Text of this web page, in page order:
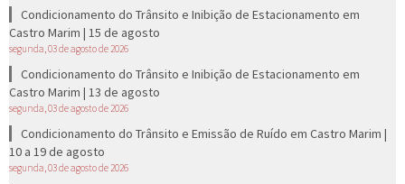
Condicionamento do Trânsito e Inibição de Estacionamento em
Castro Marim | 15 de agosto
segunda, 03 de agosto de 2026
Condicionamento do Trânsito e Inibição de Estacionamento em
Castro Marim | 13 de agosto
segunda, 03 de agosto de 2026
Condicionamento do Trânsito e Emissão de Ruído em Castro Marim |
10 a 19 de agosto
segunda, 03 de agosto de 2026